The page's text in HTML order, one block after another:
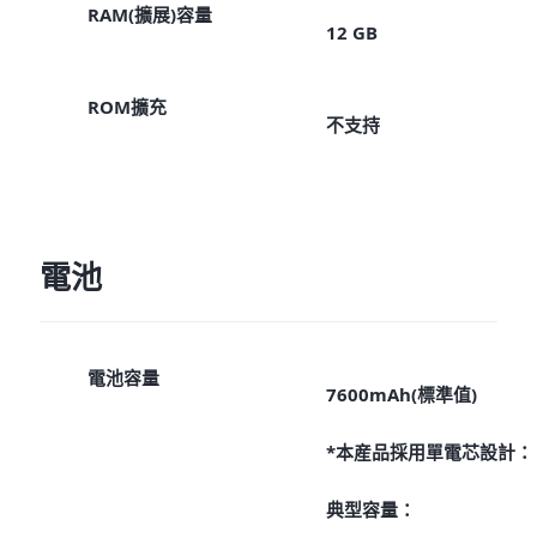
RAM(擴展)容量
12 GB
ROM擴充
不支持
電池
電池容量
7600mAh(標準值)
*本産品採用單電芯設計：
典型容量：